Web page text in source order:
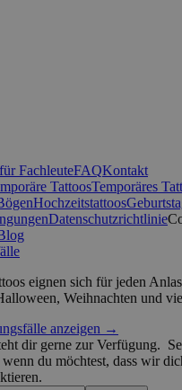
FachleuteFAQKontakt
TattoosTemporäres
Hochzeitstattoos
Datenschutzrichtlinie
eignen sich für jeden
Weihnachten und
anzeigen →
dir gerne zur Verfügung.
du möchtest, dass wir
CookieScriptConsent
wordpress_test_cookie
Inc.
Datenschutzerklärung